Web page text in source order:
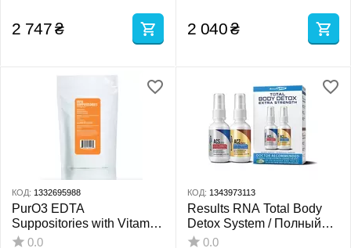
2 747₴ 2 040₴
КОД: 1332695988
PurO3 EDTA
Suppositories with Vitamin
C / Суппозитории EDTA с
0.0
КОД: 1343973113
Results RNA Total Body
Detox System / Полный
детокс тела 2*60 мл
0.0